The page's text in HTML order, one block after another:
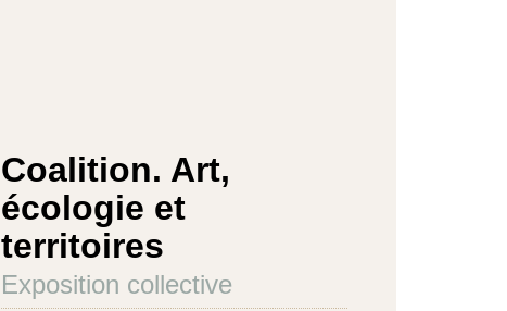
Coalition. Art,
écologie et
territoires
Exposition collective